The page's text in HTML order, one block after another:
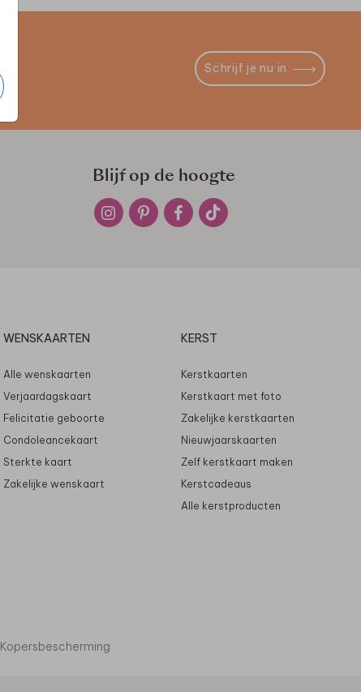
Schrijf je nu in
Blijf op de hoogte
WENSKAARTEN
Alle wenskaarten
Verjaardagskaart
Felicitatie geboorte
Condoleancekaart
Sterkte kaart
Zakelijke wenskaart
KERST
Kerstkaarten
Kerstkaart met foto
Zakelijke kerstkaarten
Nieuwjaarskaarten
Zelf kerstkaart maken
Kerstcadeaus
Alle kerstproducten
Kopersbescherming